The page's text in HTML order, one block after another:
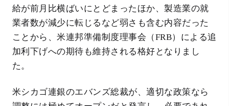
給が前月比横ばいにとどまったほか、製造業の就
業者数が減少に転じるなど弱さも含む内容だった
ことから、米連邦準備制度理事会（FRB）による追
加利下げへの期待も維持される格好となりまし
た。
米シカゴ連銀のエバンズ総裁が、適切な政策なら